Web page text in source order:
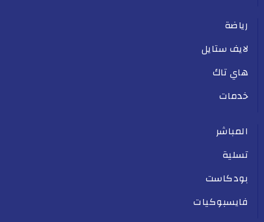
رياضة
لايف ستايل
هاي تاك
خدمات
المباشر
تسلية
بودكاست
فايسبوكيات